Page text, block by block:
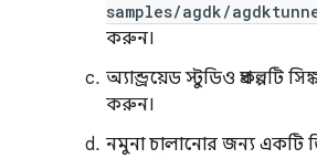
samples/agdk/
করুন।
অ্যান্ড্রয়েড স্টুডিও প্রকল্পটি
করুন।
নমুনা চালানোর জন্য একটি